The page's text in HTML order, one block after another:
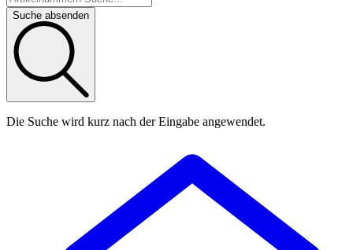
Suche absenden
Die Suche wird kurz nach der Eingabe angewendet.